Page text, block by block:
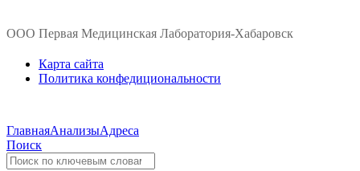
ООО Первая Медицинская Лаборатория-Хабаровск
Карта сайта
Политика конфедициональности
ГлавнаяАнализыАдреса
Поиск